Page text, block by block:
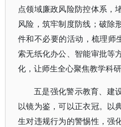
点领域廉政风险防控体系，
风险，筑牢制度防线；破除
件和不必要的活动，梳理师
索无纸化办公、智能审批等
化，让师生全心聚焦教学科研
五是强化警示教育、建
以镜为鉴，可以正衣冠。以
生对违规行为的警惕性，强